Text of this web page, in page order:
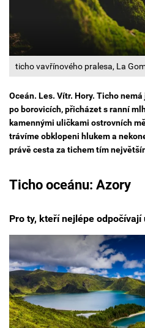
ticho vavřínového pralesa, La
Oceán. Les. Vítr. Hory. Ticho
po borovicích, přicházet s ranní
kamennými uličkami ostrovních
trávíme obklopeni hlukem a
právě cesta za tichem tím
Ticho oceánu: Azory
Pro ty, kteří nejlépe odpočívají